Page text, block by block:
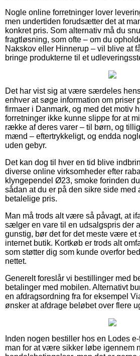
Nogle online forretninger lover
men undertiden forudsætter det at
konkret pris. Som alternativ må du
fragtløsning, som ofte – om du
Nakskov eller Hinnerup – vil blive at
bringe produkterne til et
Det har vist sig at være særdeles
enhver at søge information om priser
firmaer i Danmark, og med det motiv
forretninger ikke kunne slippe for at
række af deres varer – til børn, og
mænd – eftertrykkeligt, og endda
uden gebyr.
Det kan dog til hver en tid blive
diverse online virksomheder efter
klyngependel Ø23, smoke forinden
sådan at du er på den sikre side med
betalelige pris.
Man må trods alt være så påvagt, at
sælger en vare til en udsalgspris der
gunstig, bør det for det meste være et
internet butik. Kortkøb er trods alt
som støtter dig som kunde overfor
nettet.
Generelt foreslår vi bestillinger med
betalinger med mobilen. Alternativt
en afdragsordning fra for eksempel
ønsker at afdrage beløbet over flere
Inden nogen bestiller hos en Lodes
man for at være sikker løbe igennem